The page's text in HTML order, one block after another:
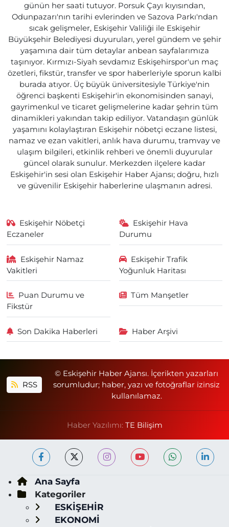
günün her saati tutuyor. Porsuk Çayı kıyısından,
Odunpazarı'nın tarihi evlerinden ve Sazova Parkı'ndan
sıcak gelişmeler, Eskişehir Valiliği ile Eskişehir
Büyükşehir Belediyesi duyuruları, yerel gündem ve şehir
yaşamına dair tüm detaylar anbean sayfalarımıza
taşınıyor. Kırmızı-Siyah sevdamız Eskişehirspor'un maç
özetleri, fikstür, transfer ve spor haberleriyle sporun kalbi
burada atıyor. Üç büyük üniversitesiyle Türkiye'nin
öğrenci başkenti Eskişehir'in ekonomisinden sanayi,
gayrimenkul ve ticaret gelişmelerine kadar şehrin tüm
dinamikleri yakından takip ediliyor. Vatandaşın günlük
yaşamını kolaylaştıran Eskişehir nöbetçi eczane listesi,
namaz ve ezan vakitleri, anlık hava durumu, tramvay ve
ulaşım bilgileri, etkinlik rehberi ve önemli duyurular
güncel olarak sunulur. Merkezden ilçelere kadar
Eskişehir'in sesi olan Eskişehir Haber Ajansı; doğru, hızlı
ve güvenilir Eskişehir haberlerine ulaşmanın adresi.
Eskişehir Nöbetçi
Eczaneler
Eskişehir Hava
Durumu
Eskişehir Namaz
Vakitleri
Eskişehir Trafik
Yoğunluk Haritası
Puan Durumu ve
Fikstür
Tüm Manşetler
Son Dakika Haberleri Haber Arşivi
RSS
© Eskişehir Haber Ajansı. İçerikten yazarları
sorumludur; haber, yazı ve fotoğraflar izinsiz
kullanılamaz.
Haber Yazılımı: TE Bilişim
Ana Sayfa
Kategoriler
ESKİŞEHİR
EKONOMİ